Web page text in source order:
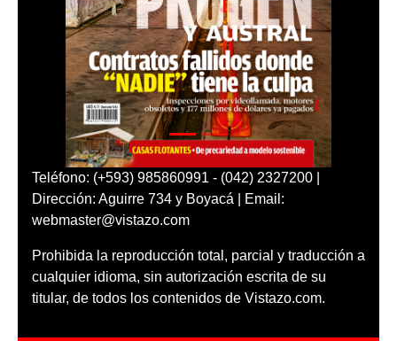
Teléfono: (+593) 985860991 - (042) 2327200 |
Dirección: Aguirre 734 y Boyacá | Email:
webmaster@vistazo.com
Prohibida la reproducción total, parcial y traducción a
cualquier idioma, sin autorización escrita de su
titular, de todos los contenidos de Vistazo.com.